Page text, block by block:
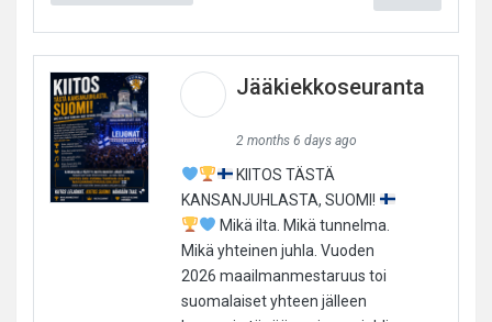
Jääkiekkoseuranta
2 months 6 days ago
KIITOS TÄSTÄ
KANSANJUHLASTA, SUOMI!
Mikä ilta. Mikä tunnelma.
Mikä yhteinen juhla. Vuoden
2026 maailmanmestaruus toi
suomalaiset yhteen jälleen